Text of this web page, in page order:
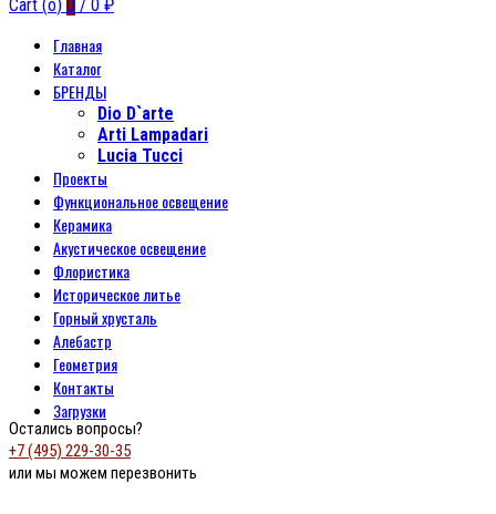
Cart (o) 0 / 0 ₽
Главная
Каталог
БРЕНДЫ
Dio D`arte
Arti Lampadari
Lucia Tucci
Проекты
Функциональное освещение
Керамика
Акустическое освещение
Флористика
Историческое литье
Горный хрусталь
Алебастр
Геометрия
Контакты
Загрузки
Остались вопросы?
+7 (495) 229-30-35
или мы можем перезвонить